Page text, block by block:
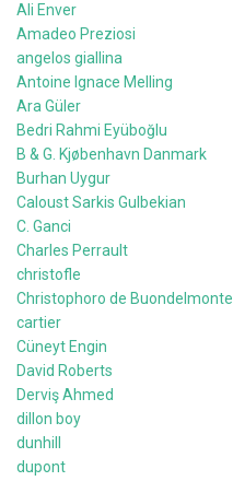
Ali Enver
Amadeo Preziosi
angelos giallina
Antoine Ignace Melling
Ara Güler
Bedri Rahmi Eyüboğlu
B & G. Kjøbenhavn Danmark
Burhan Uygur
Caloust Sarkis Gulbekian
C. Ganci
Charles Perrault
christofle
Christophoro de Buondelmonte
cartier
Cüneyt Engin
David Roberts
Derviş Ahmed
dillon boy
dunhill
dupont